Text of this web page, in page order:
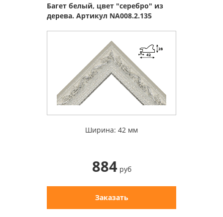
Багет белый, цвет "серебро" из
дерева. Артикул NA008.2.135
Ширина: 42 мм
884 руб
Заказать